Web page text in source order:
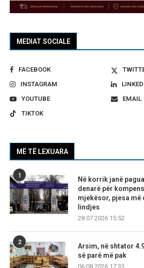
MEDIAT SOCIALE
FACEBOOK
INSTAGRAM
YOUTUBE
EMAIL
TIKTOK
MË TË LEXUARA
1
Në korrik janë
denarë për
mjekësor, pjesa më
lindjes
28.07.2026 15:52
2
Arsim, në shtator
së parë më pak
06.08.2026 17:33